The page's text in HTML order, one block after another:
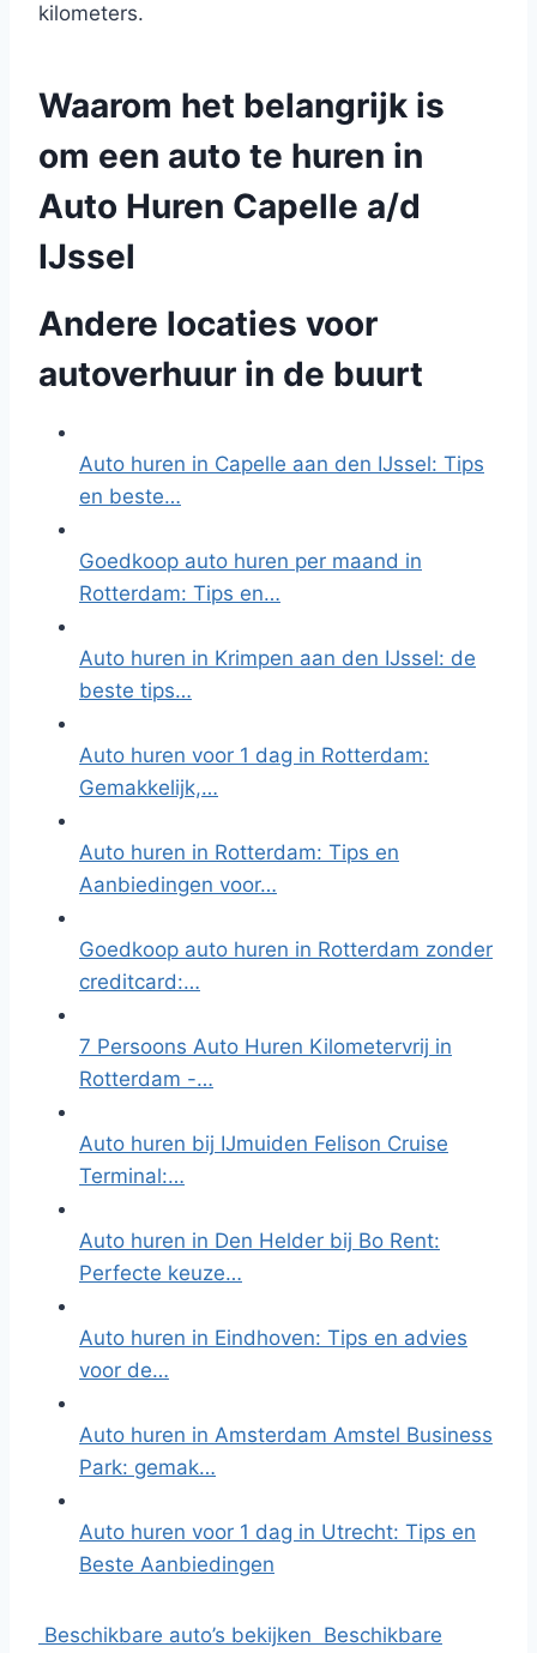
kilometers.
Waarom het belangrijk is
om een auto te huren in
Auto Huren Capelle a/d
IJssel
Andere locaties voor
autoverhuur in de buurt
Auto huren in Capelle aan den IJssel: Tips
en beste…
Goedkoop auto huren per maand in
Rotterdam: Tips en…
Auto huren in Krimpen aan den IJssel: de
beste tips…
Auto huren voor 1 dag in Rotterdam:
Gemakkelijk,…
Auto huren in Rotterdam: Tips en
Aanbiedingen voor…
Goedkoop auto huren in Rotterdam zonder
creditcard:…
7 Persoons Auto Huren Kilometervrij in
Rotterdam -…
Auto huren bij IJmuiden Felison Cruise
Terminal:…
Auto huren in Den Helder bij Bo Rent:
Perfecte keuze…
Auto huren in Eindhoven: Tips en advies
voor de…
Auto huren in Amsterdam Amstel Business
Park: gemak…
Auto huren voor 1 dag in Utrecht: Tips en
Beste Aanbiedingen
Beschikbare auto’s bekijken Beschikbare